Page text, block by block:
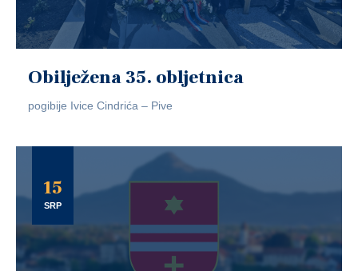
Obilježena 35. obljetnica
pogibije Ivice Cindrića – Pive
15
SRP